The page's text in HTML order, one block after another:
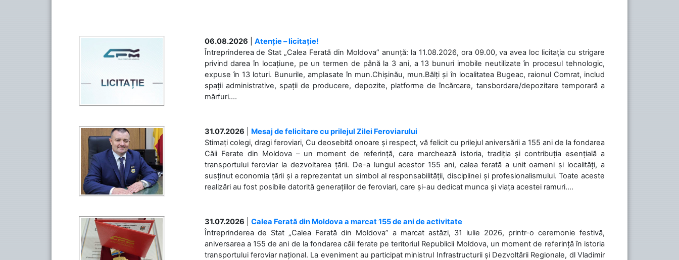
06.08.2026
Atenție – licitație!
Întreprinderea de Stat „Calea Ferată din Moldova” anunță: la 11.08.2026, ora 09.00, va avea loc licitaţia cu strigare
privind darea în locațiune, pe un termen de până la 3 ani, a 13 bunuri imobile neutilizate în procesul tehnologic,
expuse în 13 loturi. Bunurile, amplasate în mun.Chișinău, mun.Bălți și în localitatea Bugeac, raionul Comrat, includ
spații administrative, spații de producere, depozite, platforme de încărcare, tansbordare/depozitare temporară a
mărfuri....
31.07.2026
Mesaj de felicitare cu prilejul Zilei Feroviarului
Stimați colegi, dragi feroviari, Cu deosebită onoare și respect, vă felicit cu prilejul aniversării a 155 ani de la fondarea
Căii Ferate din Moldova – un moment de referință, care marchează istoria, tradiția și contribuția esențială a
transportului feroviar la dezvoltarea țării. De-a lungul acestor 155 ani, calea ferată a unit oameni și localități, a
susținut economia țării și a reprezentat un simbol al responsabilității, disciplinei și profesionalismului. Toate aceste
realizări au fost posibile datorită generațiilor de feroviari, care și-au dedicat munca și viața acestei ramuri....
31.07.2026
Calea Ferată din Moldova a marcat 155 de ani de activitate
Întreprinderea de Stat „Calea Ferată din Moldova” a marcat astăzi, 31 iulie 2026, printr-o ceremonie festivă,
aniversarea a 155 de ani de la fondarea căii ferate pe teritoriul Republicii Moldova, un moment de referință în istoria
transportului feroviar național. La eveniment au participat ministrul Infrastructurii și Dezvoltării Regionale, dl Vladimir